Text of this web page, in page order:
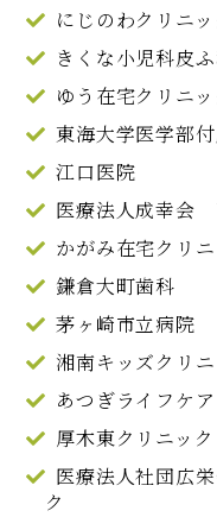
にじのわクリニッ
きくな小児科皮
ゆう在宅クリニ
東海大学医学部
江口医院
医療法人成幸会
かがみ在宅クリニ
鎌倉大町歯科
茅ヶ崎市立病院
湘南キッズクリニ
あつぎライフケ
厚木東クリニック
医療法人社団広
ク